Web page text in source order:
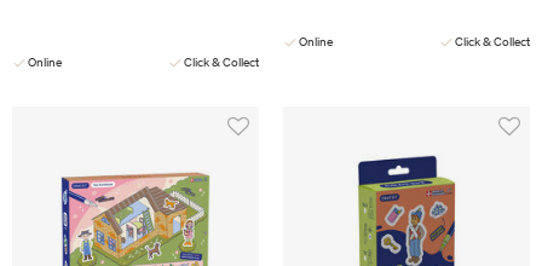
Online Click & Collect
Online Click & Collect